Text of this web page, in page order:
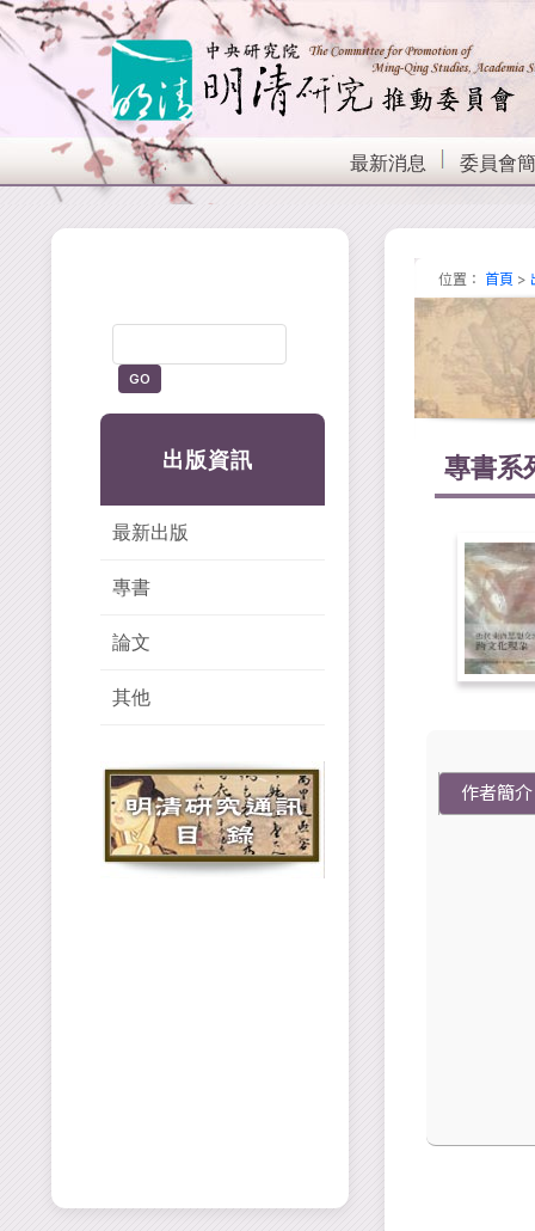
最新消息 委員會
出版資訊
最新出版
專書
論文
其他
位置： 首頁 >
專書系
作者簡介